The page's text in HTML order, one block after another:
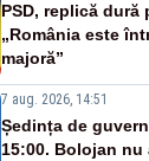
PSD, replică
„România este
majoră”
7 aug. 2026, 14:51
Ședința de
15:00. Bolojan